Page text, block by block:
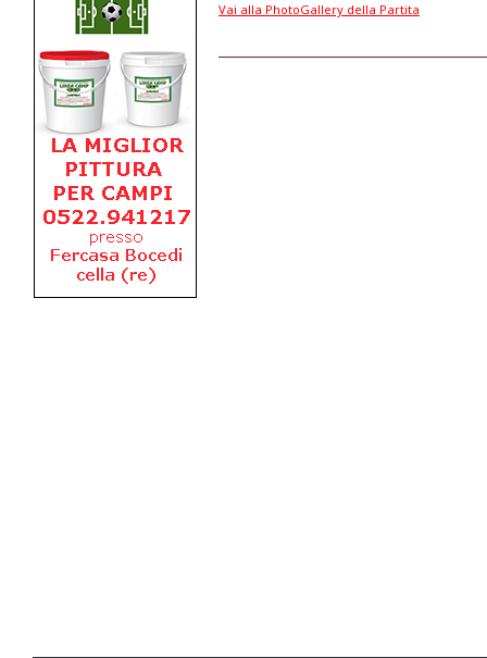
Vai alla PhotoGallery della Partita